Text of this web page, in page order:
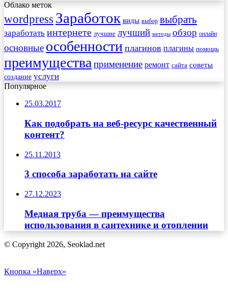
Облако меток
wordpress Заработок виды выбор выбрать
заработать интернете лучшие лучший методы обзор онлайн
основные особенности плагинов плагины помощь
преимущества применение ремонт сайта советы
создание услуги
Популярное
25.03.2017
Как подобрать на веб-ресурс качественный
контент?
25.11.2013
3 способа заработать на сайте
27.12.2023
Медная труба — преимущества
использования в сантехнике и отоплении
© Copyright 2026, Seoklad.net
Кнопка «Наверх»